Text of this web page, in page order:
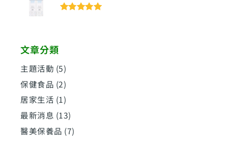
文章分類
主題活動 (5)
保健食品 (2)
居家生活 (1)
最新消息 (13)
醫美保養品 (7)